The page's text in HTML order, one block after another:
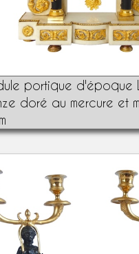
portique d'époque
doré au mercure et